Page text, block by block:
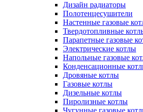
Дизайн радиаторы
Полотенцесушители
Настенные газовые
Твердотопливные
Парапетные газовые
Электрические котлы
Напольные газовые
Конденсационные
Дровяные котлы
Газовые котлы
Дизельные котлы
Пиролизные котлы